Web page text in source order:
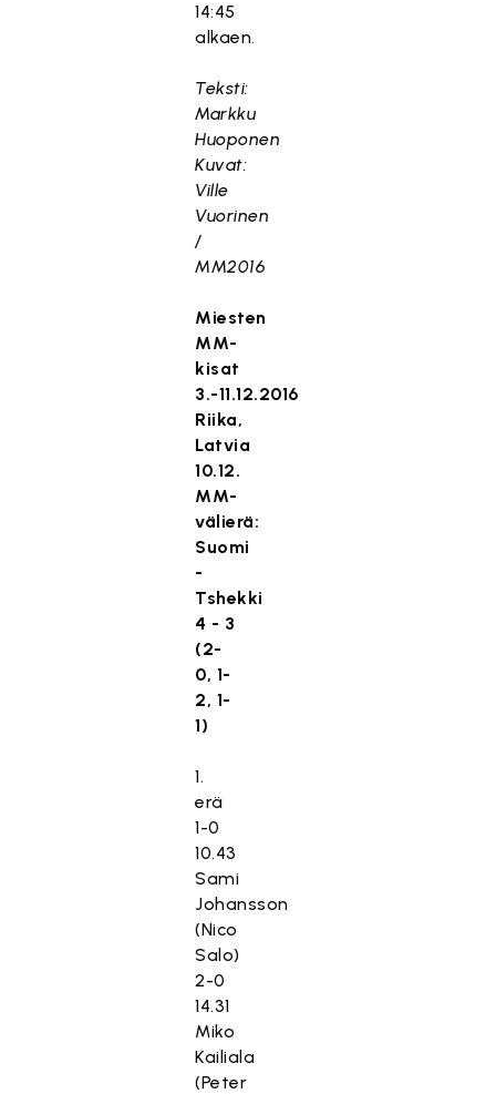
14:45
alkaen.
Teksti:
Markku
Huoponen
Kuvat:
Ville
Vuorinen
/
MM2016
Miesten
MM-
kisat
3.-11.12.2016
Riika,
Latvia
10.12.
MM-
välierä:
Suomi
-
Tshekki
4 - 3
(2-
0, 1-
2, 1-
1)
1.
erä
1-0
10.43
Sami
Johansson
(Nico
Salo)
2-0
14.31
Miko
Kailiala
(Peter